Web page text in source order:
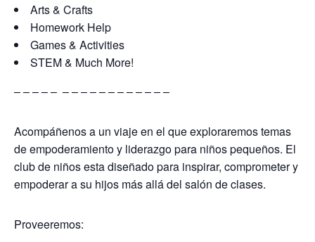
Arts & Crafts
Homework Help
Games & Activities
STEM & Much More!
– – – – – – – – – – – – – – – – –
Acompáñenos a un viaje en el que exploraremos temas
de empoderamiento y liderazgo para niños pequeños. El
club de niños esta diseñado para inspirar, comprometer y
empoderar a su hijos más allá del salón de clases.
Proveeremos: